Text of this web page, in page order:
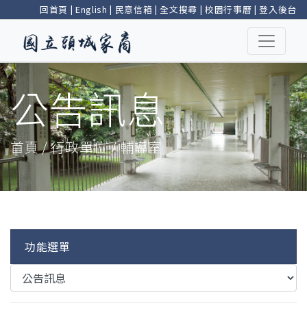
回首頁 | English | 民意信箱 |全文搜尋 | 校園行事曆 |登入後台
公告訊息
首頁 / 行政單位 / 輔導室
功能選單